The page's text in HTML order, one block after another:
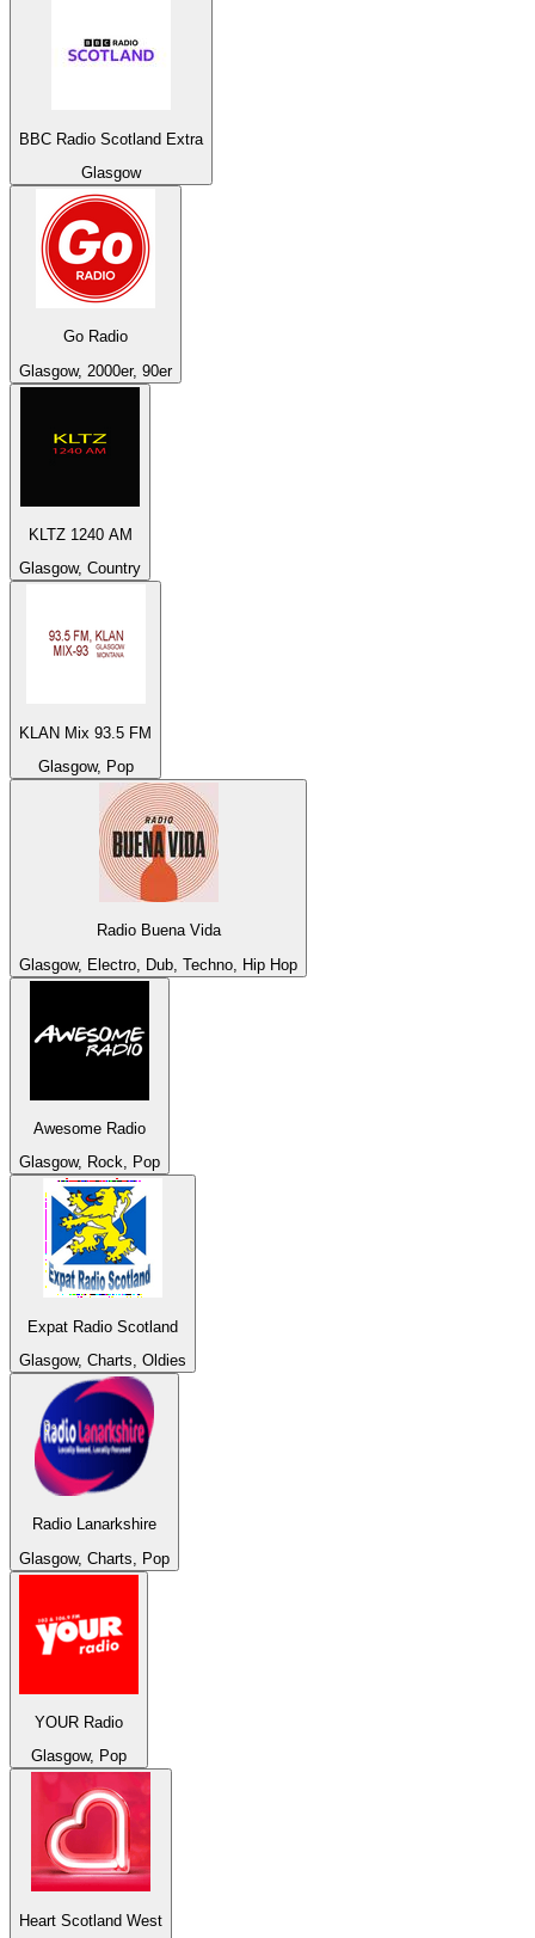
BBC Radio Scotland Extra
Glasgow
Go Radio
Glasgow, 2000er, 90er
KLTZ 1240 AM
Glasgow, Country
KLAN Mix 93.5 FM
Glasgow, Pop
Radio Buena Vida
Glasgow, Electro, Dub, Techno, Hip Hop
Awesome Radio
Glasgow, Rock, Pop
Expat Radio Scotland
Glasgow, Charts, Oldies
Radio Lanarkshire
Glasgow, Charts, Pop
YOUR Radio
Glasgow, Pop
Heart Scotland West